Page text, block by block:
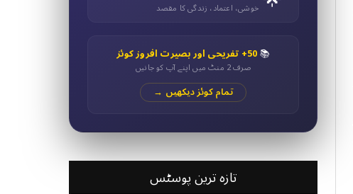
خوشی، اعتماد، زندگی کا مقصد
📚50+ تفریحی اور بصیرت افروز کوئز
صرف 2 منٹ میں اپنے آپ کو جانیں
تمام کوئز دیکھیں →
تازہ ترین پوسٹس